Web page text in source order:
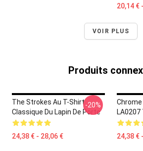
20,14 €
VOIR PLUS
Produits
The Strokes Au T-Shirt
Classique Du Lapin De Porte
24,38 € - 28,06 €
-20%
24,38 €